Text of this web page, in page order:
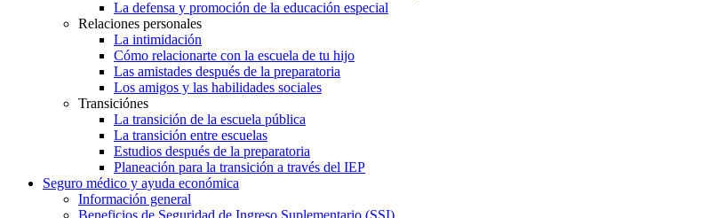
La defensa y promoción de la educación especial
Relaciones personales
La intimidación
Cómo relacionarte con la escuela de tu hijo
Las amistades después de la preparatoria
Los amigos y las habilidades sociales
Transiciónes
La transición de la escuela pública
La transición entre escuelas
Estudios después de la preparatoria
Planeación para la transición a través del IEP
Seguro médico y ayuda económica
Información general
Beneficios de Seguridad de Ingreso Suplementario (SSI)